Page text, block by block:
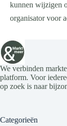
kunnen wijzigen
organisator voor
We verbinden
platform. Voor
op zoek is naar
Categorieën